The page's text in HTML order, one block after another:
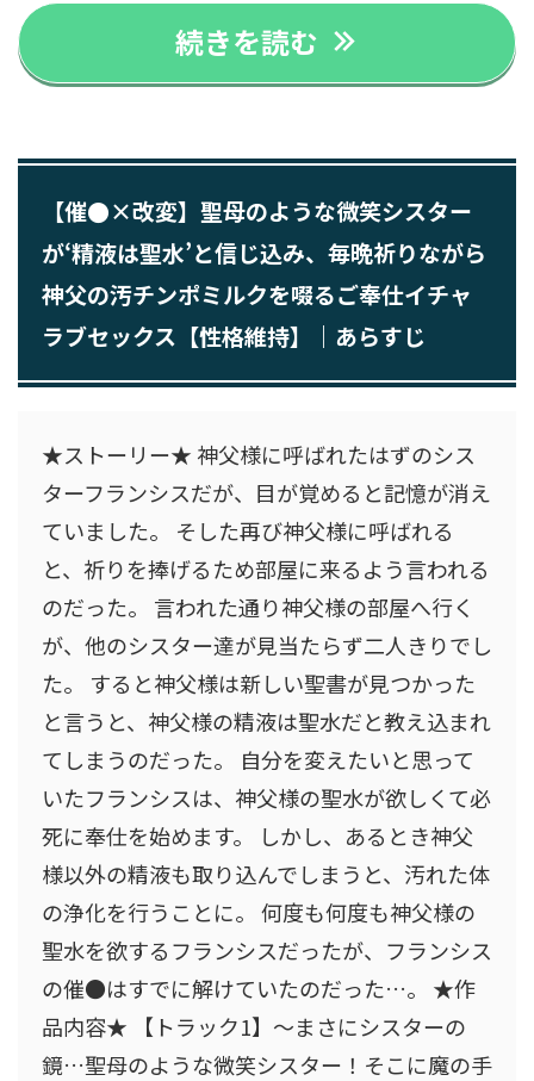
続きを読む
【催●×改変】聖母のような微笑シスター
が‘精液は聖水’と信じ込み、毎晩祈りながら
神父の汚チンポミルクを啜るご奉仕イチャ
ラブセックス【性格維持】｜あらすじ
★ストーリー★ 神父様に呼ばれたはずのシス
ターフランシスだが、目が覚めると記憶が消え
ていました。 そした再び神父様に呼ばれる
と、祈りを捧げるため部屋に来るよう言われる
のだった。 言われた通り神父様の部屋へ行く
が、他のシスター達が見当たらず二人きりでし
た。 すると神父様は新しい聖書が見つかった
と言うと、神父様の精液は聖水だと教え込まれ
てしまうのだった。 自分を変えたいと思って
いたフランシスは、神父様の聖水が欲しくて必
死に奉仕を始めます。 しかし、あるとき神父
様以外の精液も取り込んでしまうと、汚れた体
の浄化を行うことに。 何度も何度も神父様の
聖水を欲するフランシスだったが、フランシス
の催●はすでに解けていたのだった…。 ★作
品内容★ 【トラック1】〜まさにシスターの
鏡…聖母のような微笑シスター！そこに魔の手